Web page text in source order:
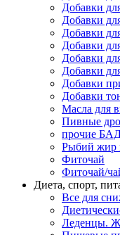
Добавки
Добавки
Добавки
Добавки
Добавки
Добавки
Добавки
Добавки
Масла для
Пивные
прочие
Рыбий жир
Фиточай
Фиточай/
Диета, спорт,
Все для
Леденцы.